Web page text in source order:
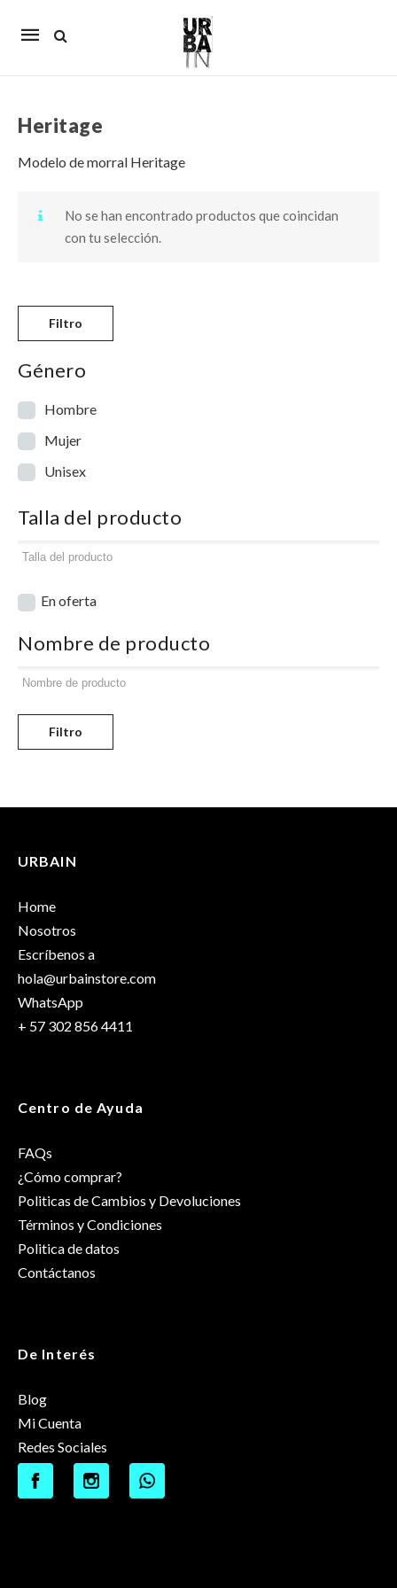
Mobile
Skip to content
Heritage
Modelo de morral Heritage
No se han encontrado productos que coincidan
con tu selección.
Filtro
Género
Hombre
Mujer
Unisex
Talla del producto
En oferta
Nombre de producto
Filtro
URBAIN
Home
Nosotros
Escríbenos a
hola@urbainstore.com
WhatsApp
+ 57 302 856 4411
Centro de Ayuda
FAQs
¿Cómo comprar?
Politicas de Cambios y Devoluciones
Términos y Condiciones
Politica de datos
Contáctanos
De Interés
Blog
Mi Cuenta
Redes Sociales